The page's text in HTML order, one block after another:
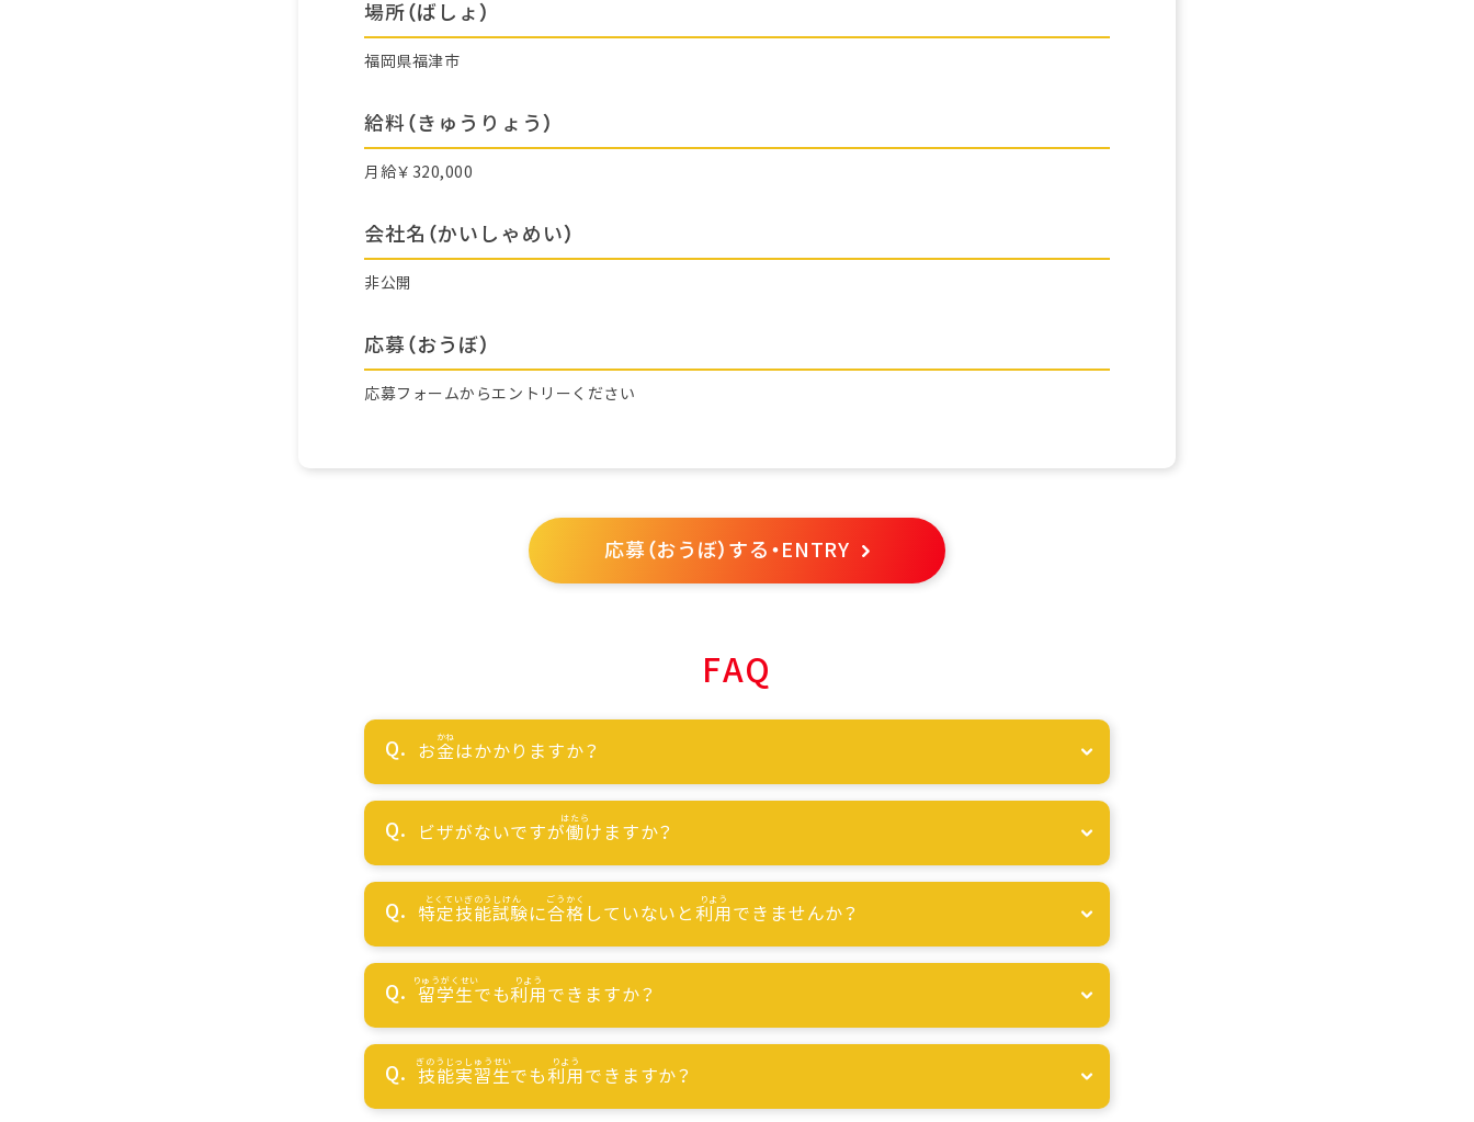
場所（ばしょ）
福岡県福津市
給料（きゅうりょう）
月給￥320,000
会社名（かいしゃめい）
非公開
応募（おうぼ）
応募フォームからエントリーください
応募（おうぼ）する・ENTRY
FAQ
お金はかかりますか？
ビザがないですが働けますか？
特定技能試験に合格 していないと利用できませんか？
留学生でも利用できますか？
技能実習生でも利用できますか？